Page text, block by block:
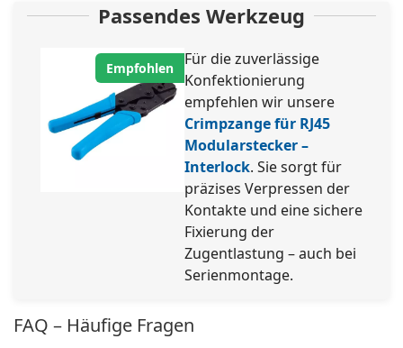
Passendes Werkzeug
Empfohlen
Für die zuverlässige
Konfektionierung
empfehlen wir unsere
Crimpzange für RJ45
Modularstecker –
Interlock. Sie sorgt für
präzises Verpressen der
Kontakte und eine sichere
Fixierung der
Zugentlastung – auch bei
Serienmontage.
FAQ – Häufige Fragen